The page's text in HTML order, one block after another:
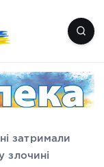
Мелітополь
затримали
злочині